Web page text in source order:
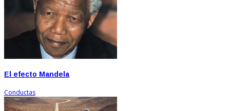
El efecto Mandela
Conductas